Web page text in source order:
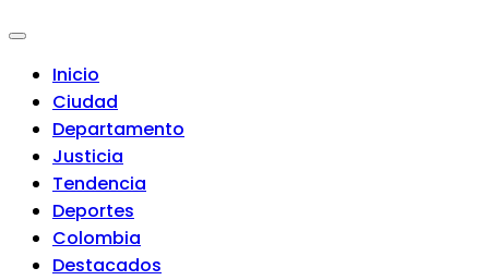
Inicio
Ciudad
Departamento
Justicia
Tendencia
Deportes
Colombia
Destacados